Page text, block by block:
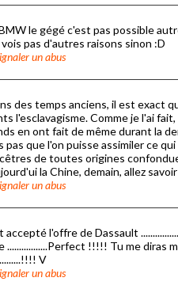
le gégé c'est pas possible
pas d'autres raisons sinon :D
un abus
des temps anciens, il est exact
l'esclavagisme. Comme je l'ai
en ont fait de même durant la
que l'on puisse assimiler ce
de toutes origines
la Chine, demain, allez
un abus
l'offre de Dassault
!!!!! Tu me diras
V
un abus